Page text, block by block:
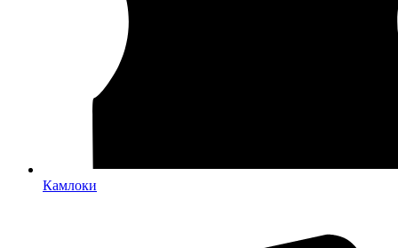
Камлоки